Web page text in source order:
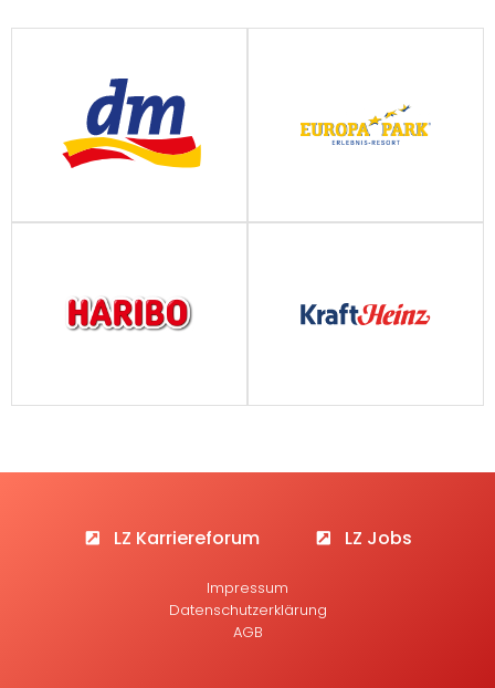
LZ Karriereforum LZ Jobs
Impressum
Datenschutzerklärung
AGB